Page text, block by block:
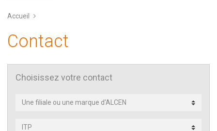
Accueil
Contact
Choisissez votre contact
Contact
Subsidiary